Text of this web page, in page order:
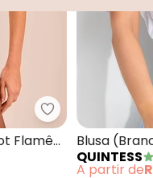
em Ribana
Doce Trama -
Flamê
Blusa
QUINTESS
A partir de